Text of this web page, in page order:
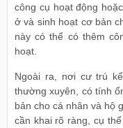
công cụ hoạt động
ở và sinh hoạt cơ bản
này có thể có thêm
hoạt.
Ngoài ra, nơi cư trú
thường xuyên, có tính
bản cho cá nhân và hộ
cần khai rõ ràng, cụ